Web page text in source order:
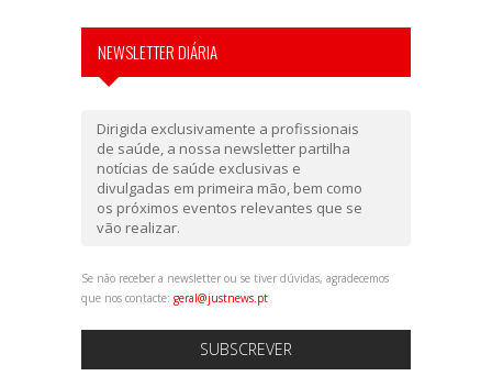
NEWSLETTER DIÁRIA
Dirigida exclusivamente a profissionais
de saúde, a nossa newsletter partilha
notícias de saúde exclusivas e
divulgadas em primeira mão, bem como
os próximos eventos relevantes que se
vão realizar.
Se não receber a newsletter ou se tiver dúvidas, agradecemos
que nos contacte: geral@justnews.pt
SUBSCREVER